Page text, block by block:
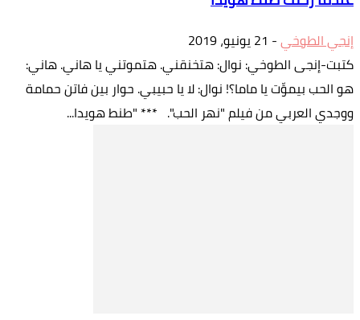
إنجي الطوخي- 21 يونيو، 2019
كتبت-إنجى الطوخي: نوال: هتخنقني. هتموتني يا هاني. هاني:
هو الحب بيموِّت يا ماما؟! نوال: لا يا حبيبي. حوار بين فاتن حمامة
ووجدي العربي من فيلم "نهر الحب". *** "طنط هويدا...